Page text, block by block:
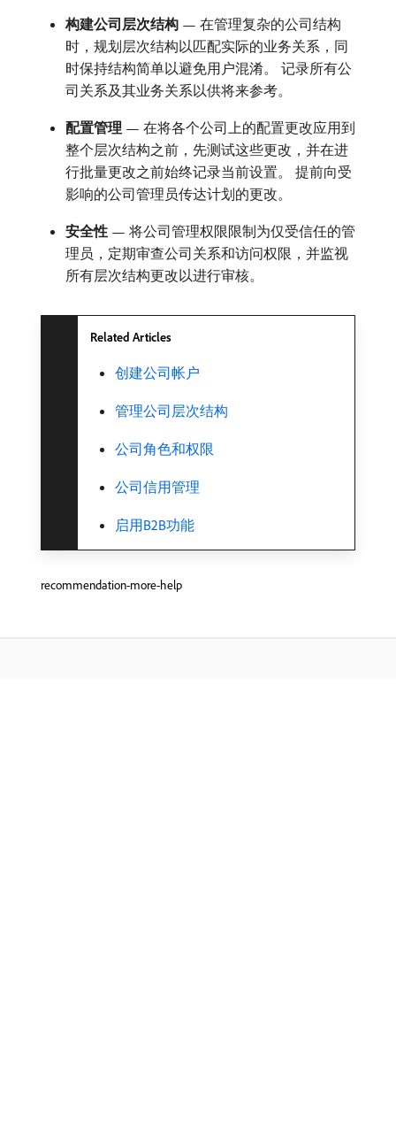
构建公司层次结构 — 在管理复杂的公司结构
时，规划层次结构以匹配实际的业务关系，同
时保持结构简单以避免用户混淆。 记录所有公
司关系及其业务关系以供将来参考。
配置管理 — 在将各个公司上的配置更改应用到
整个层次结构之前，先测试这些更改，并在进
行批量更改之前始终记录当前设置。 提前向受
影响的公司管理员传达计划的更改。
安全性 — 将公司管理权限限制为仅受信任的管
理员，定期审查公司关系和访问权限，并监视
所有层次结构更改以进行审核。
Related Articles
创建公司帐户
管理公司层次结构
公司角色和权限
公司信用管理
启用B2B功能
recommendation-more-help